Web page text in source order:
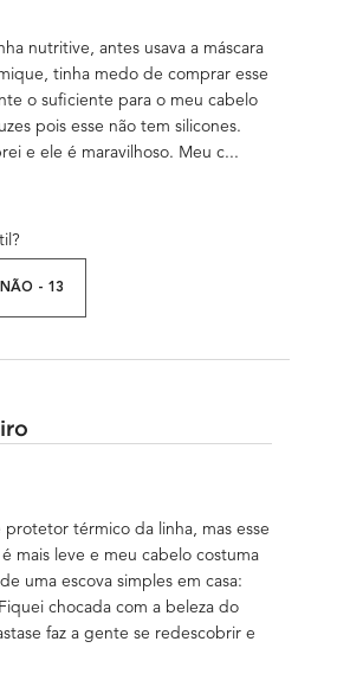
nutritive, antes usava a máscara
tinha medo de comprar esse
o suficiente para o meu cabelo
pois esse não tem silicones.
e ele é maravilhoso. Meu c...
NÃO - 13
protetor térmico da linha, mas esse
mais leve e meu cabelo costuma
uma escova simples em casa:
chocada com a beleza do
faz a gente se redescobrir e